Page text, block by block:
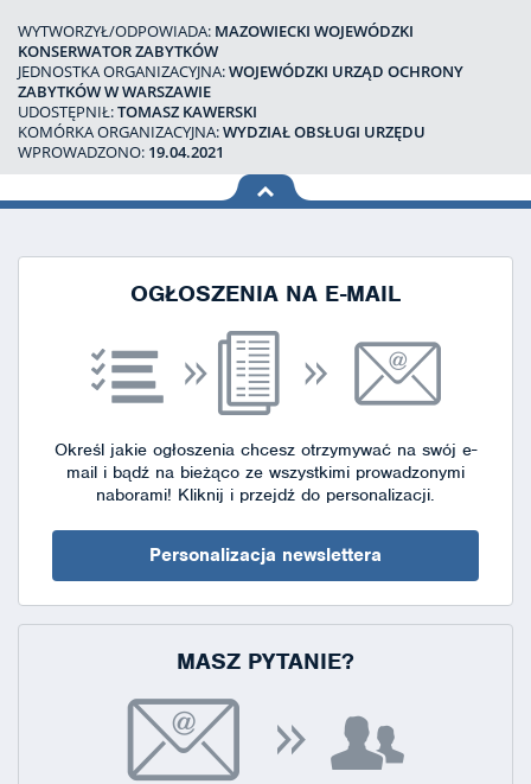
WYTWORZYŁ/ODPOWIADA: MAZOWIECKI WOJEWÓDZKI
KONSERWATOR ZABYTKÓW
JEDNOSTKA ORGANIZACYJNA:WOJEWÓDZKI URZĄD OCHRONY
ZABYTKÓW W WARSZAWIE
UDOSTĘPNIŁ:TOMASZ KAWERSKI
KOMÓRKA ORGANIZACYJNA:WYDZIAŁ OBSŁUGI URZĘDU
WPROWADZONO: 19.04.2021
na górę
OGŁOSZENIA NA E-MAIL
Określ jakie ogłoszenia chcesz otrzymywać na swój e-
mail i bądź na bieżąco ze wszystkimi prowadzonymi
naborami! Kliknij i przejdź do personalizacji.
Personalizacja newslettera
MASZ PYTANIE?